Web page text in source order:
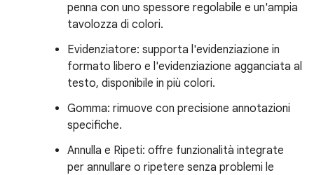
penna con uno spessore regolabile e un'ampia
tavolozza di colori.
Evidenziatore: supporta l'evidenziazione in
formato libero e l'evidenziazione agganciata al
testo, disponibile in più colori.
Gomma: rimuove con precisione annotazioni
specifiche.
Annulla e Ripeti: offre funzionalità integrate
per annullare o ripetere senza problemi le